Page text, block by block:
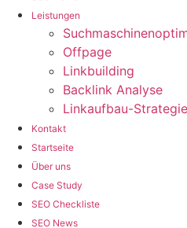
Leistungen
Offpage
Linkbuilding
Backlink Analyse
Linkaufbau-
Kontakt
Startseite
Über uns
Case Study
SEO Checkliste
SEO News